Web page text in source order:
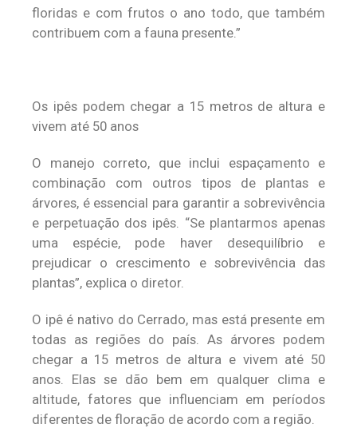
floridas e com frutos o ano todo, que também
contribuem com a fauna presente.”
Os ipês podem chegar a 15 metros de altura e
vivem até 50 anos
O manejo correto, que inclui espaçamento e
combinação com outros tipos de plantas e
árvores, é essencial para garantir a sobrevivência
e perpetuação dos ipês. “Se plantarmos apenas
uma espécie, pode haver desequilíbrio e
prejudicar o crescimento e sobrevivência das
plantas”, explica o diretor.
O ipê é nativo do Cerrado, mas está presente em
todas as regiões do país. As árvores podem
chegar a 15 metros de altura e vivem até 50
anos. Elas se dão bem em qualquer clima e
altitude, fatores que influenciam em períodos
diferentes de floração de acordo com a região.